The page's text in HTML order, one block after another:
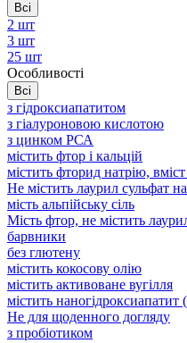
Всі
2 шт
3 шт
25 шт
Особливості
Всі
з гідроксиапатитом
з гіалуроновою кислотою
з цинком РСА
містить фтор і кальцій
містить фторид натрію,
Не містить лаурил сульфат
мість альпійську сіль
Мість фтор, не містить
барвники
без глютену
містить кокосову олію
містить активоване вугілля
містить наногідроксиапатит
Не для щоденного догляду
з пробіотиком